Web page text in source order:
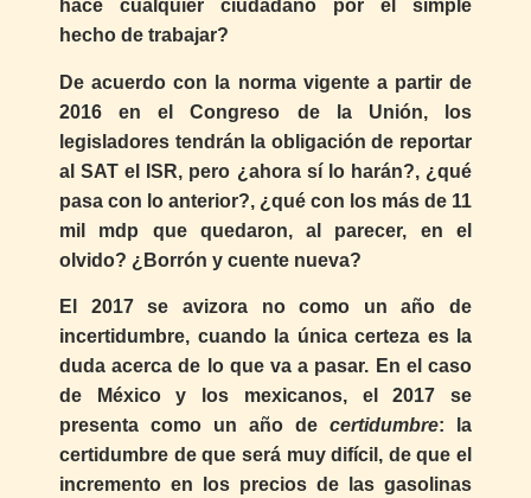
hace cualquier ciudadano por el simple
hecho de trabajar?
De acuerdo con la norma vigente a partir de
2016 en el Congreso de la Unión, los
legisladores tendrán la obligación de reportar
al SAT el ISR, pero ¿ahora sí lo harán?, ¿qué
pasa con lo anterior?, ¿qué con los más de 11
mil mdp que quedaron, al parecer, en el
olvido? ¿Borrón y cuente nueva?
El 2017 se avizora no como un año de
incertidumbre, cuando la única certeza es la
duda acerca de lo que va a pasar. En el caso
de México y los mexicanos, el 2017 se
presenta como un año de certidumbre: la
certidumbre de que será muy difícil, de que el
incremento en los precios de las gasolinas